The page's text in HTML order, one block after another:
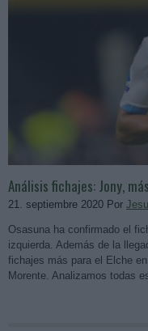
Análisis fichajes: Jony,
21. septiembre 2020 Por
Osasuna ha confirmado el
izquierda. Además de la
fichajes más para el Elche
Morente. Analizamos todas